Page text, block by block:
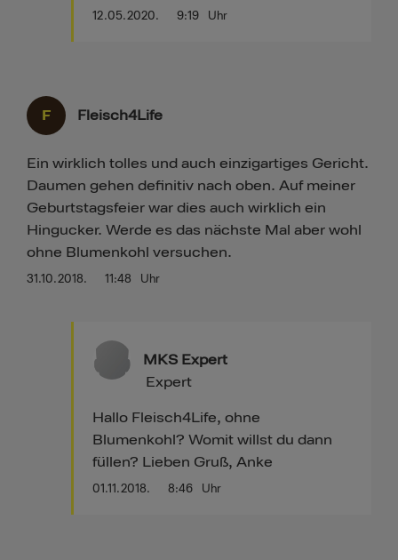
12.05.2020. 9:19 Uhr
F Fleisch4Life
31.10.2018. 11:48 Uhr
Ein wirklich tolles und auch einzigartiges Gericht.
Daumen gehen definitiv nach oben. Auf meiner
Geburtstagsfeier war dies auch wirklich ein
Hingucker. Werde es das nächste Mal aber wohl
ohne Blumenkohl versuchen.
MKS Expert
01.11.2018. 8:46 Uhr
Expert
Hallo Fleisch4Life, ohne
Blumenkohl? Womit willst du dann
füllen? Lieben Gruß, Anke